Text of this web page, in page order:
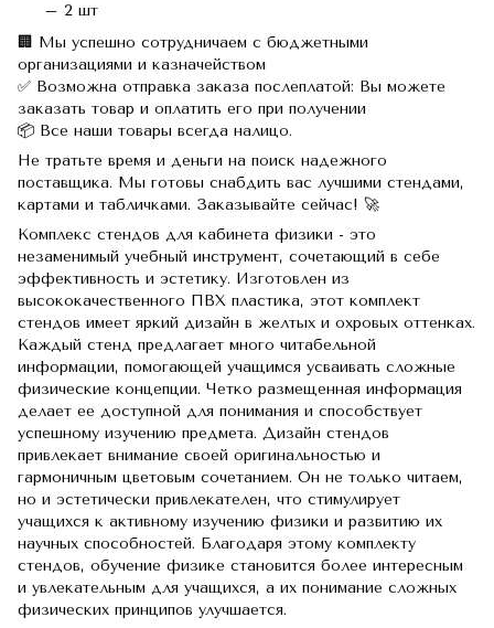
– 2 шт
🏢 Мы успешно сотрудничаем с бюджетными
организациями и казначейством
✅ Возможна отправка заказа послеплатой: Вы можете
заказать товар и оплатить его при получении
📦 Все наши товары всегда налицо.
Не тратьте время и деньги на поиск надежного
поставщика. Мы готовы снабдить вас лучшими стендами,
картами и табличками. Заказывайте сейчас! 🚀
Комплекс стендов для кабинета физики - это
незаменимый учебный инструмент, сочетающий в себе
эффективность и эстетику. Изготовлен из
высококачественного ПВХ пластика, этот комплект
стендов имеет яркий дизайн в желтых и охровых оттенках.
Каждый стенд предлагает много читабельной
информации, помогающей учащимся усваивать сложные
физические концепции. Четко размещенная информация
делает ее доступной для понимания и способствует
успешному изучению предмета. Дизайн стендов
привлекает внимание своей оригинальностью и
гармоничным цветовым сочетанием. Он не только читаем,
но и эстетически привлекателен, что стимулирует
учащихся к активному изучению физики и развитию их
научных способностей. Благодаря этому комплекту
стендов, обучение физике становится более интересным
и увлекательным для учащихся, а их понимание сложных
физических принципов улучшается.